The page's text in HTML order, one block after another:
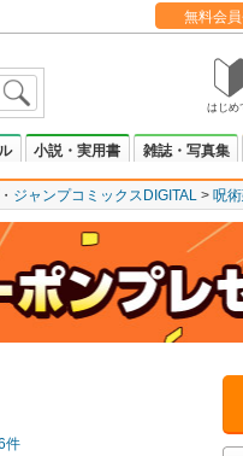
無料会
はじめ
小説・実用書 雑誌・写真集
ジャンプコミックスDIGITAL 呪
件